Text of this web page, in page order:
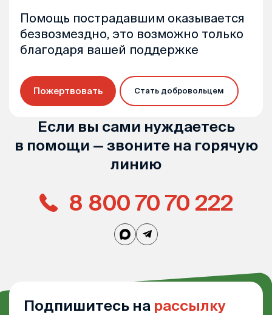
Помощь пострадавшим оказывается
безвозмездно, это возможно только
благодаря вашей поддержке
Пожертвовать Стать добровольцем
Если вы сами нуждаетесь
в помощи — звоните на горячую
линию
8 800 70 70 222
Подпишитесь на рассылку